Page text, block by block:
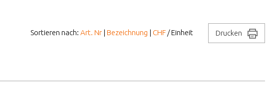
Drucken
Sortieren nach: Art. Nr | Bezeichnung | CHF / Einheit